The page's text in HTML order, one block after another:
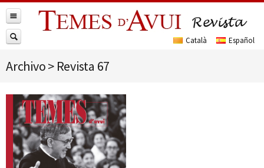
Archivo> Revista 67